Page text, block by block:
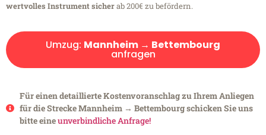
wertvolles Instrument sicherab 200€ zu befördern.
Umzug: Mannheim → Bettembourg
anfragen
Für einen detaillierte Kostenvoranschlag zu Ihrem Anliegen
für die Strecke Mannheim → Bettembourg schicken Sie uns
bitte eineunverbindliche Anfrage!